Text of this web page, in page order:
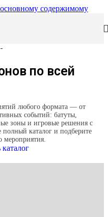
содержимому
по всей
любого формата — от
событий: батуты,
зоны и игровые решения с
полный каталог и подберите
мероприятия.